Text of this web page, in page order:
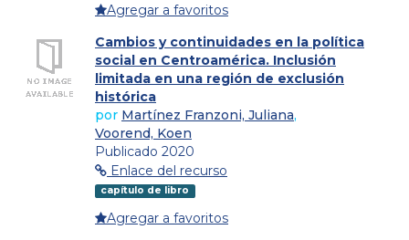
Agregar a favoritos
Cambios y continuidades en la política
social en Centroamérica. Inclusión
limitada en una región de exclusión
histórica
por Martínez Franzoni, Juliana,
Voorend, Koen
Publicado 2020
Enlace del recurso
capítulo de libro
Agregar a favoritos